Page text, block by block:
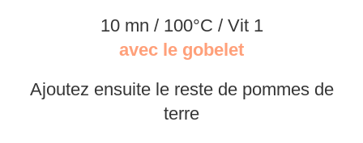
10 mn / 100°C / Vit 1
avec le gobelet
Ajoutez ensuite le reste de pommes de
terre